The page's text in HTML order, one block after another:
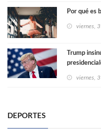
Por qué es
viernes,
Trump
viernes,
DEPORTES